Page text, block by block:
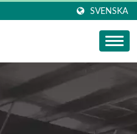
SVENSKA